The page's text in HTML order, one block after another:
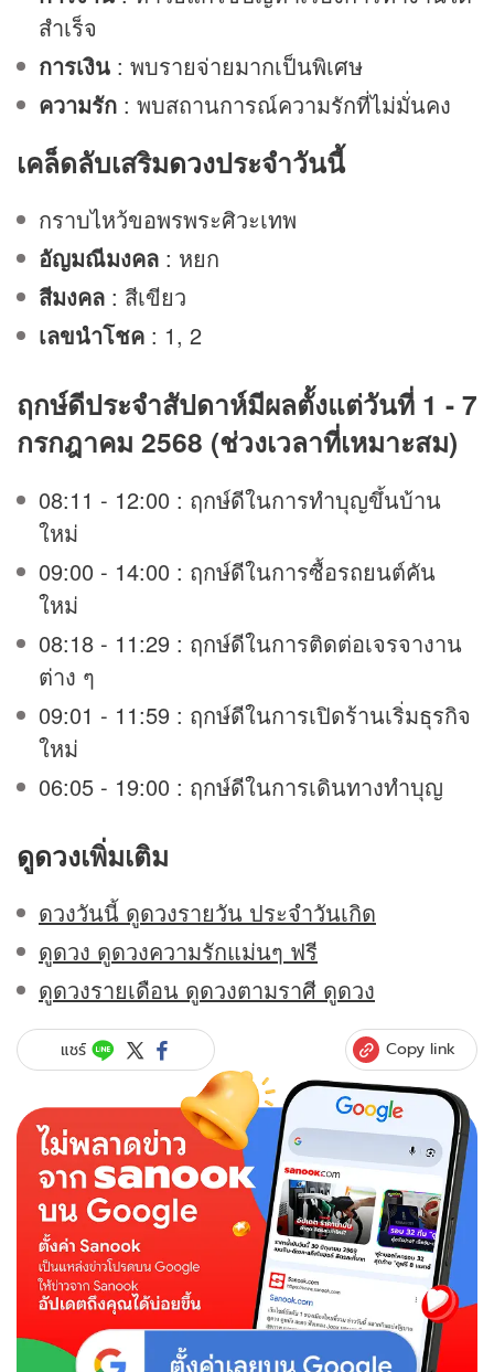
สำเร็จ
การเงิน : พบรายจ่ายมากเป็นพิเศษ
ความรัก : พบสถานการณ์ความรักที่ไม่มั่นคง
เคล็ดลับเสริมดวงประจำวันนี้
กราบไหว้ขอพรพระศิวะเทพ
อัญมณีมงคล : หยก
สีมงคล : สีเขียว
เลขนำโชค : 1, 2
ฤกษ์ดีประจำสัปดาห์มีผลตั้งแต่วันที่ 1 - 7
กรกฎาคม 2568 (ช่วงเวลาที่เหมาะสม)
08:11 - 12:00 : ฤกษ์ดีในการทำบุญขึ้นบ้าน
ใหม่
09:00 - 14:00 : ฤกษ์ดีในการซื้อรถยนต์คัน
ใหม่
08:18 - 11:29 : ฤกษ์ดีในการติดต่อเจรจางาน
ต่าง ๆ
09:01 - 11:59 : ฤกษ์ดีในการเปิดร้านเริ่มธุรกิจ
ใหม่
06:05 - 19:00 : ฤกษ์ดีในการเดินทางทำบุญ
ดูดวงเพิ่มเติม
ดวงวันนี้ ดูดวงรายวัน ประจำวันเกิด
ดูดวง ดูดวงความรักแม่นๆ ฟรี
ดูดวงรายเดือน ดูดวงตามราศี ดูดวง
แชร์ Copy link